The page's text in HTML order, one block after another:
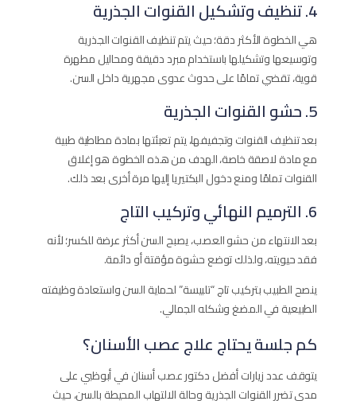
4. تنظيف وتشكيل القنوات الجذرية
هي الخطوة الأكثر دقة؛ حيث يتم تنظيف القنوات الجذرية
وتوسيعها وتشكيلها باستخدام مبرد دقيقة ومحاليل مطهرة
قوية، تقضي تمامًا على حدوث عدوى مجهرية داخل السن.
5. حشو القنوات الجذرية
بعد تنظيف القنوات وتجفيفها، يتم تعبئتها بمادة مطاطية طبية
مع مادة لاصقة خاصة، الهدف من هذه الخطوة هو إغلاق
القنوات تمامًا ومنع دخول البكتيريا إليها مرة أخرى بعد ذلك.
6. الترميم النهائي وتركيب التاج
بعد الانتهاء من حشو العصب، يصبح السن أكثر عرضة للكسر؛ لأنه
فقد حيويته، ولذلك توضع حشوة مؤقتة أو دائمة.
ينصح الطبيب بتركيب تاج “تلبيسة” لحماية السن واستعادة وظيفته
الطبيعية في المضغ وشكله الجمالي.
كم جلسة يحتاج علاج عصب الأسنان؟
يتوقف عدد زيارات أفضل دكتور عصب أسنان في أبوظبي على
مدى تضرر القنوات الجذرية وحالة الالتهاب المحيطة بالسن، حيث